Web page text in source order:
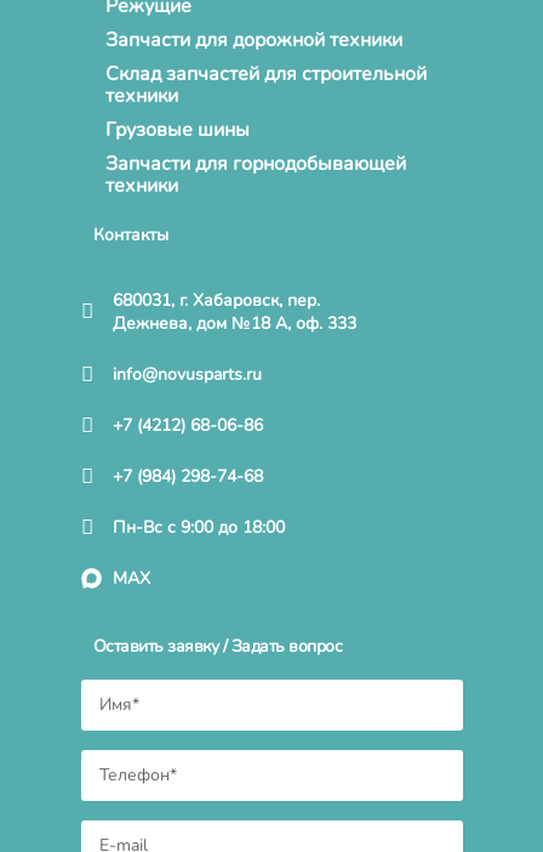
Режущие
Запчасти для дорожной техники
Склад запчастей для строительной
техники
Грузовые шины
Запчасти для горнодобывающей
техники
Контакты
680031, г. Хабаровск, пер.
Дежнева, дом №18 А, оф. 333
info@novusparts.ru
+7 (4212) 68-06-86
+7 (984) 298-74-68
Пн-Вс с 9:00 до 18:00
MAX
Оставить заявку / Задать вопрос